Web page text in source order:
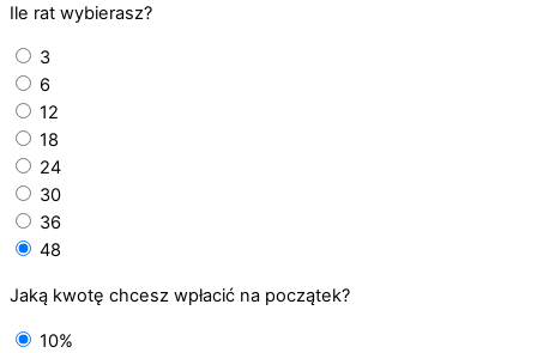
Ile rat wybierasz?
3
6
12
18
24
30
36
48
Jaką kwotę chcesz wpłacić na początek?
10%